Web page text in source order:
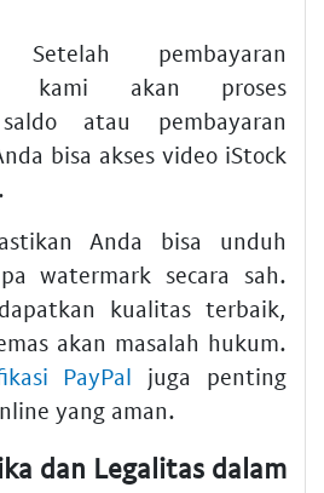
pembayaran
kami akan proses
atau pembayaran
bisa akses video iStock
Anda bisa unduh
watermark secara sah.
kualitas terbaik,
akan masalah hukum.
PayPal juga penting
yang aman.
dan Legalitas dalam